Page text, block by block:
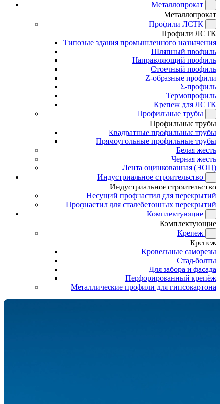
Металлопрокат
Металлопрокат
Профили ЛСТК
Профили ЛСТК
Типовые здания промышленного назначения
Шляпный профиль
Направляющий профиль
Стоечный профиль
Z-образные профили
Σ-профиль
Термопрофиль
Крепеж для ЛСТК
Профильные трубы
Профильные трубы
Квадратные профильные трубы
Прямоугольные профильные трубы
Белая жесть
Черная жесть
Лента оцинкованная (ЭОЦ)
Индустриальное строительство
Индустриальное строительство
Несущий профнастил для перекрытий
Профнастил для сталебетонных перекрытий
Комплектующие
Комплектующие
Крепеж
Крепеж
Кровельные саморезы
Стад-болты
Для забора и фасада
Перфорированный крепёж
Металлические профили для гипсокартона